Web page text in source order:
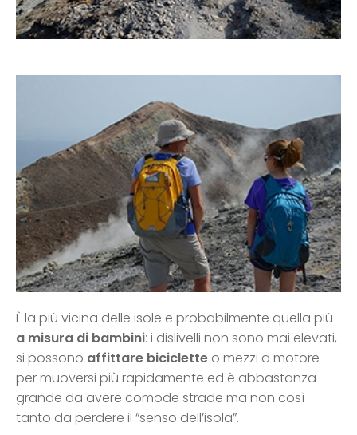
È la più vicina delle isole e probabilmente quella più
a misura di bambini: i dislivelli non sono mai elevati,
si possono affittare biciclette o mezzi a motore
per muoversi più rapidamente ed è abbastanza
grande da avere comode strade ma non così
tanto da perdere il “senso dell’isola”.